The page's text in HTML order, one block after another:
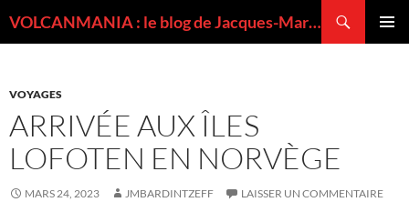
VOLCANMANIA : le blog de Jacques-Marie BARDINTZEFF, volcanologue
VOYAGES
ARRIVÉE AUX ÎLES
LOFOTEN EN NORVÈGE
MARS 24, 2023 JMBARDINTZEFF LAISSER UN COMMENTAIRE